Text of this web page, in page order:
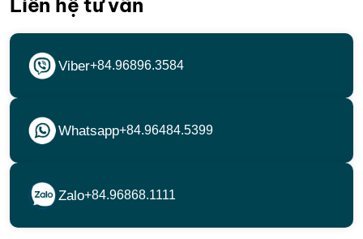
Liên hệ tư vấn
Viber+84.96896.3584
Whatsapp+84.96484.5399
Zalo+84.96868.1111